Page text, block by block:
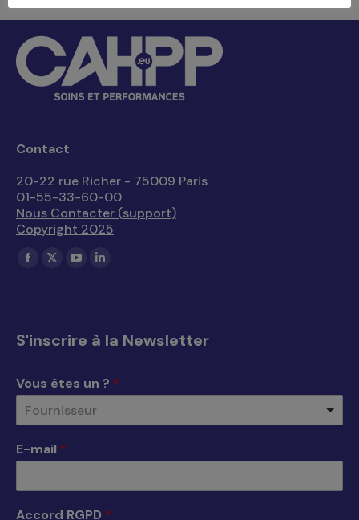
Contact
20-22 rue Richer - 75009 Paris
01-55-33-60-00
Nous Contacter (support)
Copyright 2025
Trouvez nous sur :
La
dans
nouvelle
fenêtre
La
dans
nouvelle
fenêtre
La
dans
nouvelle
fenêtre
La
dans
nouvelle
S'inscrire à la Newsletter
Vous êtes un ? *
Fournisseur
E-mail *
Accord RGPD *